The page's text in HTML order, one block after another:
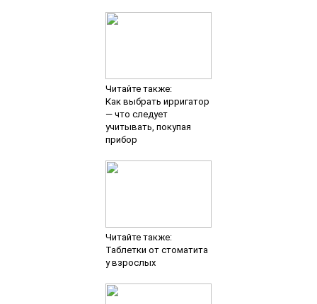
Читайте также:
Как выбрать ирригатор
— что следует
учитывать, покупая
прибор
Читайте также:
Таблетки от стоматита
у взрослых